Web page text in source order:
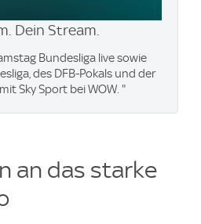
Dein Stream.
Bundesliga live sowie
des DFB-Pokals und der
Sky Sport bei WOW. "
an das starke